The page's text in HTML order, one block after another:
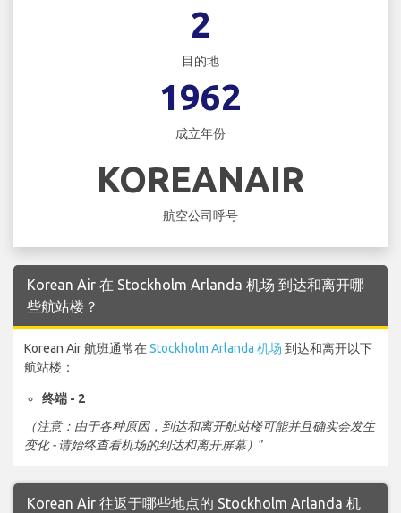
2
目的地
1962
成立年份
KOREANAIR
航空公司呼号
Korean Air 在 Stockholm Arlanda 机场 到达和离开哪
些航站楼？
Korean Air 航班通常在Stockholm Arlanda 机场 到达和离开以下
航站楼：
终端 - 2
（注意：由于各种原因，到达和离开航站楼可能并且确实会发生
变化 - 请始终查看机场的到达和离开屏幕） ”
Korean Air 往返于哪些地点的 Stockholm Arlanda 机